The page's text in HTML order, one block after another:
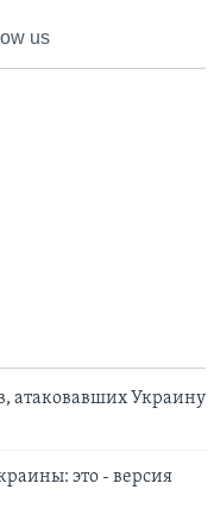
us
атаковавших Украину
это - версия